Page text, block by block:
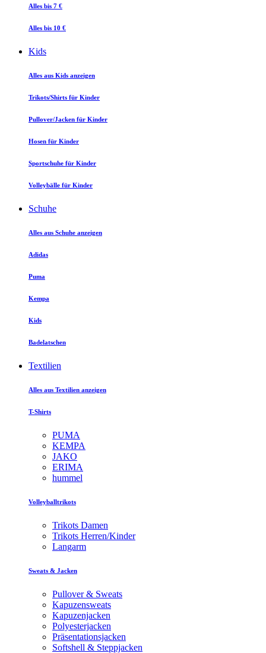
Alles bis 7 €
Alles bis 10 €
Kids
Alles aus Kids anzeigen
Trikots/Shirts für Kinder
Pullover/Jacken für Kinder
Hosen für Kinder
Sportschuhe für Kinder
Volleybälle für Kinder
Schuhe
Alles aus Schuhe anzeigen
Adidas
Puma
Kempa
Kids
Badelatschen
Textilien
Alles aus Textilien anzeigen
T-Shirts
PUMA
KEMPA
JAKO
ERIMA
hummel
Volleyballtrikots
Trikots Damen
Trikots Herren/Kinder
Langarm
Sweats & Jacken
Pullover & Sweats
Kapuzensweats
Kapuzenjacken
Polyesterjacken
Präsentationsjacken
Softshell & Steppjacken